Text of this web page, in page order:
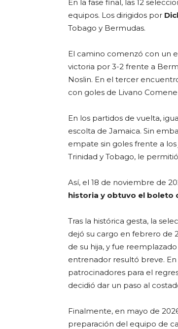
En la fase final, las 12
equipos. Los dirigidos por
Tobago y Bermudas.
El camino comenzó con un
victoria por 3-2 frente a
Noslin. En el tercer
con goles de Livano
En los partidos de vuelta,
escolta de Jamaica. Sin
empate sin goles frente a
Trinidad y Tobago, le
Así, el 18 de noviembre de
historia y obtuvo el boleto
Tras la histórica gesta, la
dejó su cargo en febrero de
de su hija, y fue
entrenador resultó breve.
patrocinadores para el
decidió dar un paso al
Finalmente, en mayo de
preparación del equipo de